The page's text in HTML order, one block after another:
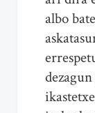
albo